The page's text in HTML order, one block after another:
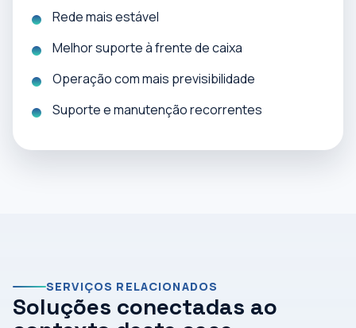
Rede mais estável
Melhor suporte à frente de caixa
Operação com mais previsibilidade
Suporte e manutenção recorrentes
SERVIÇOS RELACIONADOS
Soluções conectadas ao